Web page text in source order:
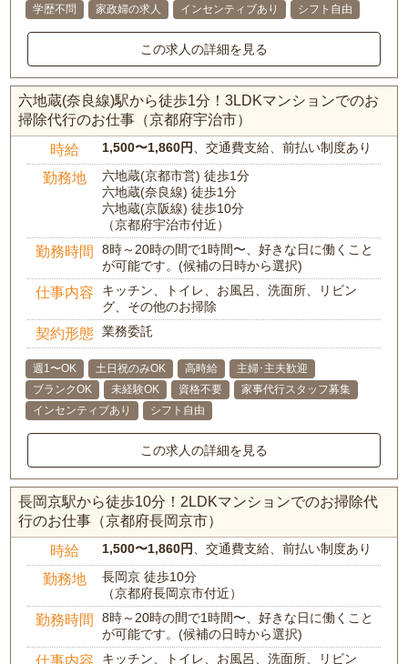
学歴不問
家政婦の求人 インセンティブあり シフト自由
この求人の詳細を見る
六地蔵(奈良線)駅から徒歩1分！3LDKマンションでのお
掃除代行のお仕事（京都府宇治市）
時給 1,500〜1,860円 、交通費支給、前払い制度あり
勤務地
六地蔵(京都市営) 徒歩1分
六地蔵(奈良線) 徒歩1分
六地蔵(京阪線) 徒歩10分
（京都府宇治市付近）
勤務時間
8時～20時の間で1時間〜、好きな日に働くこと
が可能です。(候補の日時から選択)
仕事内容
キッチン、トイレ、お風呂、洗面所、リビン
グ、その他のお掃除
契約形態 業務委託
週1〜OK 土日祝のみOK 高時給
主婦･主夫歓迎
ブランクOK
未経験OK 資格不要
家事代行スタッフ募集
インセンティブあり
シフト自由
この求人の詳細を見る
長岡京駅から徒歩10分！2LDKマンションでのお掃除代
行のお仕事（京都府長岡京市）
時給 1,500〜1,860円 、交通費支給、前払い制度あり
勤務地
長岡京 徒歩10分
（京都府長岡京市付近）
勤務時間
8時～20時の間で1時間〜、好きな日に働くこと
が可能です。(候補の日時から選択)
仕事内容
キッチン、トイレ、お風呂、洗面所、リビン